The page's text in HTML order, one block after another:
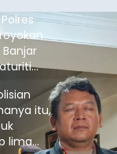
itu,
lima